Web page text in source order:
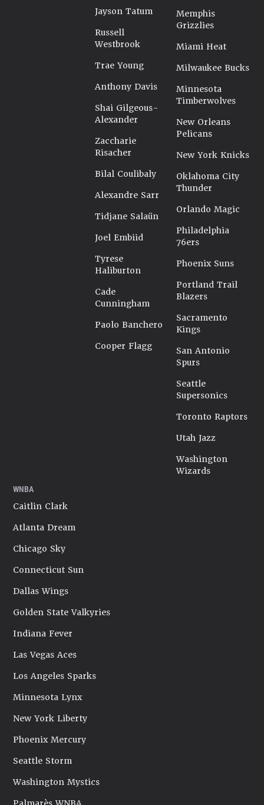
Jayson Tatum
Russell
Westbrook
Trae Young
Anthony Davis
Shai Gilgeous-
Alexander
Zaccharie
Risacher
Bilal Coulibaly
Alexandre Sarr
Tidjane Salaün
Joel Embiid
Tyrese
Haliburton
Cade
Cunningham
Paolo Banchero
Cooper Flagg
Memphis
Grizzlies
Miami Heat
Milwaukee Bucks
Minnesota
Timberwolves
New Orleans
Pelicans
New York Knicks
Oklahoma City
Thunder
Orlando Magic
Philadelphia
76ers
Phoenix Suns
Portland Trail
Blazers
Sacramento
Kings
San Antonio
Spurs
Seattle
Supersonics
Toronto Raptors
Utah Jazz
Washington
Wizards
WNBA
Caitlin Clark
Atlanta Dream
Chicago Sky
Connecticut Sun
Dallas Wings
Golden State Valkyries
Indiana Fever
Las Vegas Aces
Los Angeles Sparks
Minnesota Lynx
New York Liberty
Phoenix Mercury
Seattle Storm
Washington Mystics